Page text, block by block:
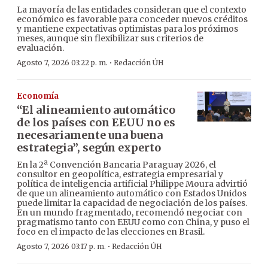
La mayoría de las entidades consideran que el contexto
económico es favorable para conceder nuevos créditos
y mantiene expectativas optimistas para los próximos
meses, aunque sin flexibilizar sus criterios de
evaluación.
Agosto 7, 2026 03:22 p. m. · Redacción ÚH
Economía
“El alineamiento automático
de los países con EEUU no es
necesariamente una buena
estrategia”, según experto
En la 2ª Convención Bancaria Paraguay 2026, el
consultor en geopolítica, estrategia empresarial y
política de inteligencia artificial Philippe Moura advirtió
de que un alineamiento automático con Estados Unidos
puede limitar la capacidad de negociación de los países.
En un mundo fragmentado, recomendó negociar con
pragmatismo tanto con EEUU como con China, y puso el
foco en el impacto de las elecciones en Brasil.
Agosto 7, 2026 03:17 p. m. · Redacción ÚH